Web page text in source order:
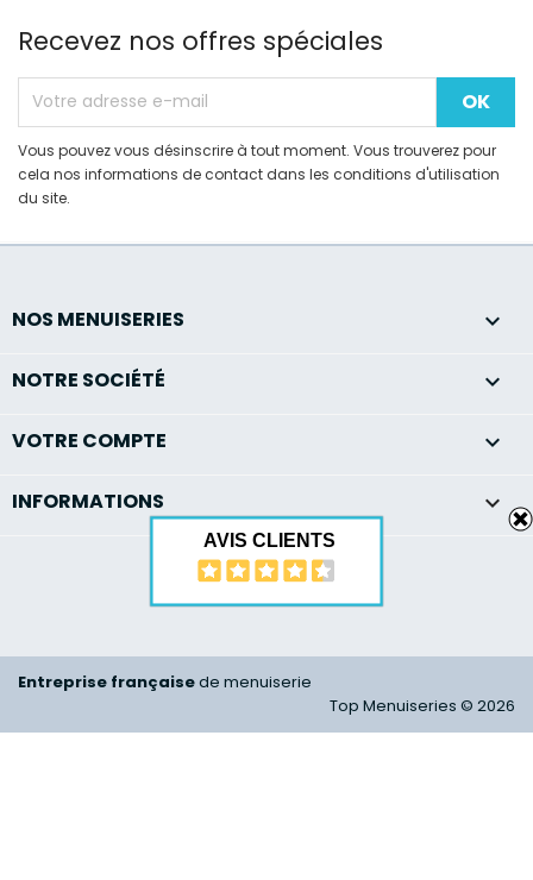
Recevez nos offres spéciales
Vous pouvez vous désinscrire à tout moment. Vous trouverez pour
cela nos informations de contact dans les conditions d'utilisation
du site.
NOS MENUISERIES 
NOTRE SOCIÉTÉ 
VOTRE COMPTE 
INFORMATIONS keyboard_arrow_down
AVIS CLIENTS
Entreprise françaisede menuiserie
Top Menuiseries © 2026